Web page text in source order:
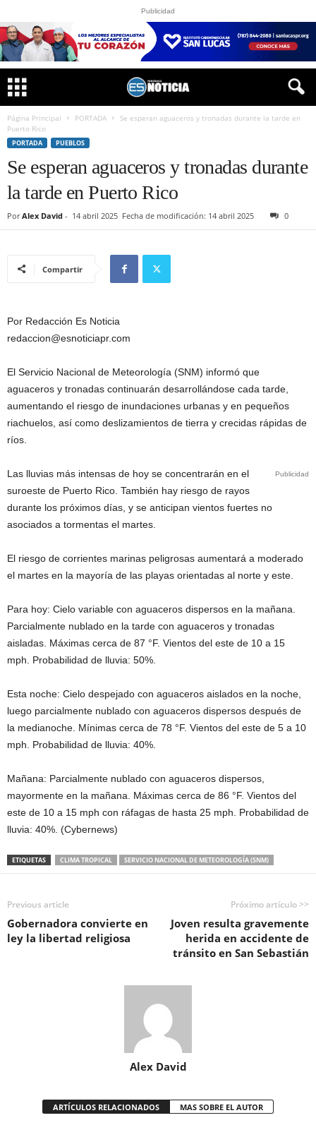
Publicidad
Página Principal PORTADA
Se esperan aguaceros y tronadas durante la tarde en
Puerto Rico
PORTADA PUEBLOS
Se esperan aguaceros y tronadas durante
la tarde en Puerto Rico
Por Alex David - 14 abril 2025 Fecha de modificación: 14 abril 2025 0
Compartir
Por Redacción Es Noticia
redaccion@esnoticiapr.com
El Servicio Nacional de Meteorología (SNM) informó que
aguaceros y tronadas continuarán desarrollándose cada tarde,
aumentando el riesgo de inundaciones urbanas y en pequeños
riachuelos, así como deslizamientos de tierra y crecidas rápidas de
ríos.
Publicidad
Las lluvias más intensas de hoy se concentrarán en el
suroeste de Puerto Rico. También hay riesgo de rayos
durante los próximos días, y se anticipan vientos fuertes no
asociados a tormentas el martes.
El riesgo de corrientes marinas peligrosas aumentará a moderado
el martes en la mayoría de las playas orientadas al norte y este.
Para hoy: Cielo variable con aguaceros dispersos en la mañana.
Parcialmente nublado en la tarde con aguaceros y tronadas
aisladas. Máximas cerca de 87 °F. Vientos del este de 10 a 15
mph. Probabilidad de lluvia: 50%.
Esta noche: Cielo despejado con aguaceros aislados en la noche,
luego parcialmente nublado con aguaceros dispersos después de
la medianoche. Mínimas cerca de 78 °F. Vientos del este de 5 a 10
mph. Probabilidad de lluvia: 40%.
Mañana: Parcialmente nublado con aguaceros dispersos,
mayormente en la mañana. Máximas cerca de 86 °F. Vientos del
este de 10 a 15 mph con ráfagas de hasta 25 mph. Probabilidad de
lluvia: 40%. (Cybernews)
ETIQUETAS CLIMA TROPICAL SERVICIO NACIONAL DE METEOROLOGÍA (SNM)
Previous article
Gobernadora convierte en
ley la libertad religiosa
Próximo artículo >>
Joven resulta gravemente
herida en accidente de
tránsito en San Sebastián
Alex David
ARTÍCULOS RELACIONADOS MAS SOBRE EL AUTOR